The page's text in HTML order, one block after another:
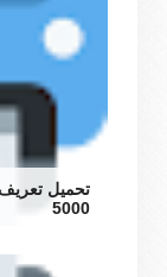
5000